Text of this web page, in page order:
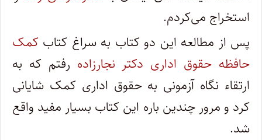
استخراج می‌کردم.
پس از مطالعه این دو کتاب به سراغ کتاب کمک
حافظه حقوق اداری دکتر نجارزاده رفتم که به
ارتقاء نگاه آزمونی به حقوق اداری کمک شایانی
کرد و مرور چندین باره این کتاب بسیار مفید واقع
شد.